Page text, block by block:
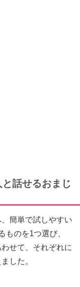
話せるおまじ
簡単で試しやすい
ものを1つ選び、
せて、それぞれに
した。